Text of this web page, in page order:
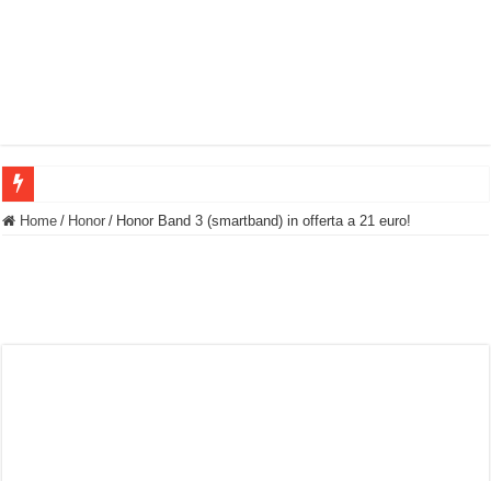
BASTA FATICARE! Questo robot tagliaerba lo appoggi e fa tutto lui! (Senza
Home / Honor / Honor Band 3 (smartband) in offerta a 21 euro!